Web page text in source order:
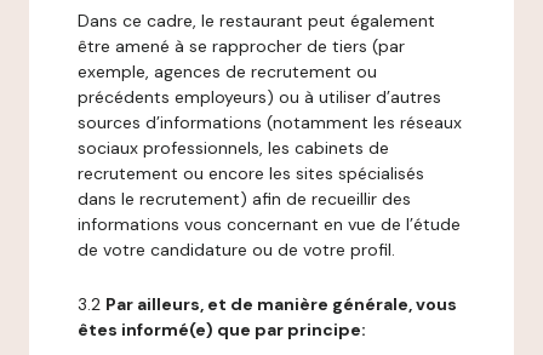
Dans ce cadre, le restaurant peut également
être amené à se rapprocher de tiers (par
exemple, agences de recrutement ou
précédents employeurs) ou à utiliser d’autres
sources d’informations (notamment les réseaux
sociaux professionnels, les cabinets de
recrutement ou encore les sites spécialisés
dans le recrutement) afin de recueillir des
informations vous concernant en vue de l’étude
de votre candidature ou de votre profil.
3.2 Par ailleurs, et de manière générale, vous
êtes informé(e) que par principe: